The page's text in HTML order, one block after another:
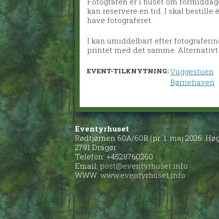
kan reservere en tid. I skal bestille
have fotograferet.
I kan umiddelbart efter
printet med det samme.
EVENT-TILKNYTNING:Vuggestuen
Børnehaven
Eventyrhuset
Rødtjørnen 60A/60B (pr. 1. maj 2026:
2791 Dragør
Telefon: +4528760260
Email: post@eventyrhuset.info
WWW: www.eventyrhuset.info